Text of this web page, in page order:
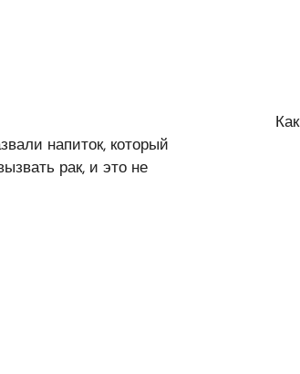
напиток, который
рак, и это не